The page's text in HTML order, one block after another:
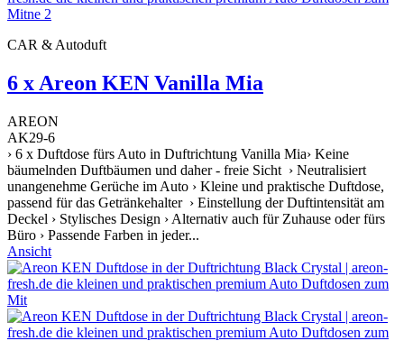
CAR & Autoduft
6 x Areon KEN Vanilla Mia
AREON
AK29-6
› 6 x Duftdose fürs Auto in Duftrichtung Vanilla Mia› Keine
bäumelnden Duftbäumen und daher - freie Sicht › Neutralisiert
unangenehme Gerüche im Auto › Kleine und praktische Duftdose,
passend für das Getränkehalter › Einstellung der Duftintensität am
Deckel › Stylisches Design › Alternativ auch für Zuhause oder fürs
Büro › Passende Farben in jeder...
Ansicht